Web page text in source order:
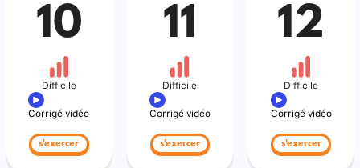
10
Difficile
Corrigé vidéo
s'exercer
11
Difficile
Corrigé vidéo
s'exercer
12
Difficile
Corrigé vidéo
s'exercer